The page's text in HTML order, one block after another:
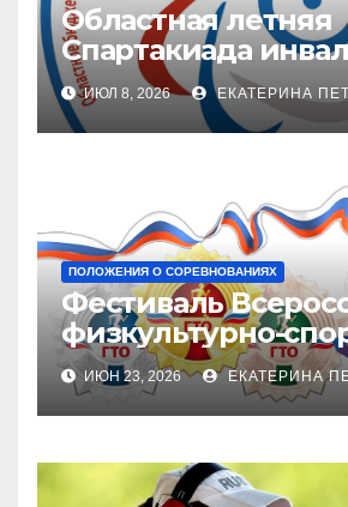
Областная летняя
Спартакиада
2026 г.
ИЮЛ 8, 2026 ЕКАТЕРИНА
ПОЛОЖЕНИЯ О СОРЕВНОВАНИЯХ
Фестиваль
физкультурно-
комплекса «Готов
обороне» (ГТО)
ИЮН 23, 2026 ЕКАТЕРИНА